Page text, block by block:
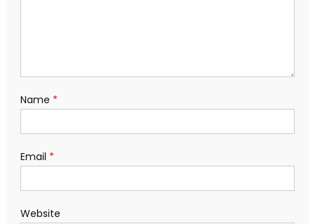
Name *
Email *
Website